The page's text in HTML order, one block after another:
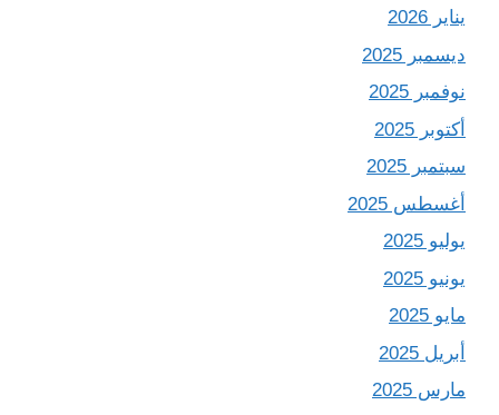
يناير 2026
ديسمبر 2025
نوفمبر 2025
أكتوبر 2025
سبتمبر 2025
أغسطس 2025
يوليو 2025
يونيو 2025
مايو 2025
أبريل 2025
مارس 2025